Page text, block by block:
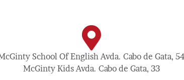
School Of English Avda. Cabo de Gata, 54
McGinty Kids Avda. Cabo de Gata, 33